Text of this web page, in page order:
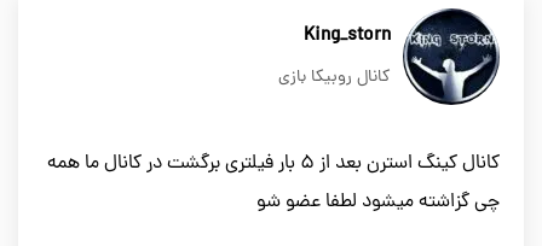
King_storn
کانال روبیکا بازی
کانال کینگ استرن بعد از ۵ بار فیلتری برگشت در کانال ما همه
چی گزاشته میشود لطفا عضو شو